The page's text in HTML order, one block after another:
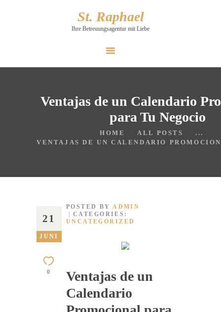
St. Raphael
Ihre Betreuungsagentur mit Liebe
Ventajas de un Calendario
para Tu Negocio
HOME ALL POSTS
...
VENTAJAS DE UN CALENDARIO
St. Raphael
21
JUNI
0
POSTED BYADMIN
CATEGORIES:
UNCATEGORIZED
Ventajas de un
Calendario